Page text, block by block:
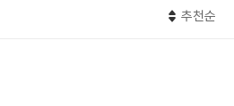
추천순